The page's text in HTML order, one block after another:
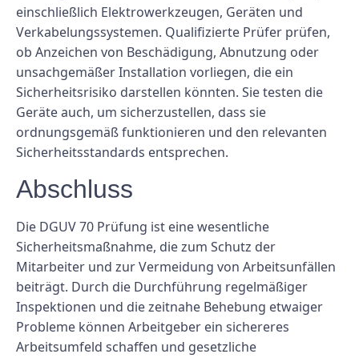
einschließlich Elektrowerkzeugen, Geräten und
Verkabelungssystemen. Qualifizierte Prüfer prüfen,
ob Anzeichen von Beschädigung, Abnutzung oder
unsachgemäßer Installation vorliegen, die ein
Sicherheitsrisiko darstellen könnten. Sie testen die
Geräte auch, um sicherzustellen, dass sie
ordnungsgemäß funktionieren und den relevanten
Sicherheitsstandards entsprechen.
Abschluss
Die DGUV 70 Prüfung ist eine wesentliche
Sicherheitsmaßnahme, die zum Schutz der
Mitarbeiter und zur Vermeidung von Arbeitsunfällen
beiträgt. Durch die Durchführung regelmäßiger
Inspektionen und die zeitnahe Behebung etwaiger
Probleme können Arbeitgeber ein sichereres
Arbeitsumfeld schaffen und gesetzliche